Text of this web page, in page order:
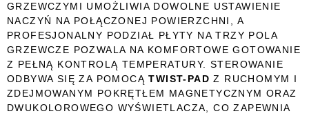
GRZEWCZYMI UMOŻLIWIA DOWOLNE USTAWIENIE
NACZYŃ NA POŁĄCZONEJ POWIERZCHNI, A
PROFESJONALNY PODZIAŁ PŁYTY NA TRZY POLA
GRZEWCZE POZWALA NA KOMFORTOWE GOTOWANIE
Z PEŁNĄ KONTROLĄ TEMPERATURY. STEROWANIE
ODBYWA SIĘ ZA POMOCĄTWIST-PAD Z RUCHOMYM I
ZDEJMOWANYM POKRĘTŁEM MAGNETYCZNYM ORAZ
DWUKOLOROWEGO WYŚWIETLACZA, CO ZAPEWNIA